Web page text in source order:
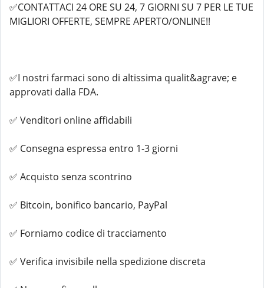
✅CONTATTACI 24 ORE SU 24, 7 GIORNI SU 7 PER LE TUE
MIGLIORI OFFERTE, SEMPRE APERTO/ONLINE!!
✅I nostri farmaci sono di altissima qualit&agrave; e
approvati dalla FDA.
✅ Venditori online affidabili
✅ Consegna espressa entro 1-3 giorni
✅ Acquisto senza scontrino
✅ Bitcoin, bonifico bancario, PayPal
✅ Forniamo codice di tracciamento
✅ Verifica invisibile nella spedizione discreta